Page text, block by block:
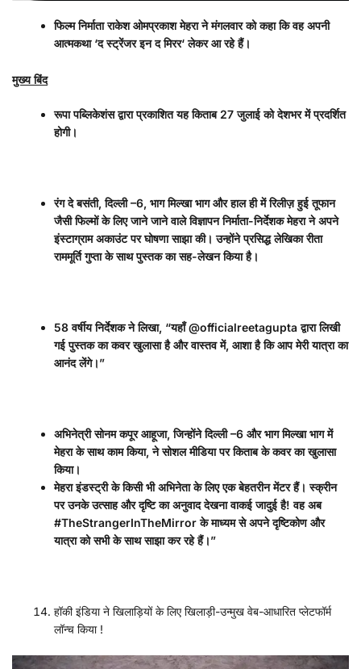
फिल्म निर्माता राकेश ओमप्रकाश मेहरा ने मंगलवार को कहा कि वह अपनी
आत्मकथा ‘द स्ट्रेंजर इन द मिरर‘लेकर आ रहे हैं।
मुख्य बिंद
रूपा पब्लिकेशंस द्वारा प्रकाशित यह किताब 27जुलाई को देशभर में प्रदर्शित
होगी।
रंग दे बसंती,दिल्ली –6,भाग मिल्खा भाग और हाल ही में रिलीज़ हुई तूफान
जैसी फिल्मों के लिए जाने जाने वाले विज्ञापन निर्माता-निर्देशक मेहरा ने अपने
इंस्टाग्राम अकाउंट पर घोषणा साझा की। उन्होंने प्रसिद्ध लेखिका रीता
राममूर्ति गुप्ता के साथ पुस्तक का सह-लेखन किया है।
58वर्षीय निर्देशक ने लिखा, “यहाँ@officialreetaguptaद्वारा लिखी
गई पुस्तक का कवर खुलासा है और वास्तव में,आशा है कि आप मेरी यात्रा का
आनंद लेंगे।”
अभिनेत्री सोनम कपूर आहूजा,जिन्होंने दिल्ली –6और भाग मिल्खा भाग में
मेहरा के साथ काम किया,ने सोशल मीडिया पर किताब के कवर का खुलासा
किया।
मेहरा इंडस्ट्री के किसी भी अभिनेता के लिए एक बेहतरीन मेंटर हैं। स्क्रीन
पर उनके उत्साह और दृष्टि का अनुवाद देखना वाकई जादुई है! वह अब
#TheStrangerInTheMirrorके माध्यम से अपने दृष्टिकोण और
यात्रा को सभी के साथ साझा कर रहे हैं।”
हॉकी इंडिया ने खिलाड़ियों के लिए खिलाड़ी-उन्मुख वेब-आधारित प्लेटफॉर्म
लॉन्च किया !